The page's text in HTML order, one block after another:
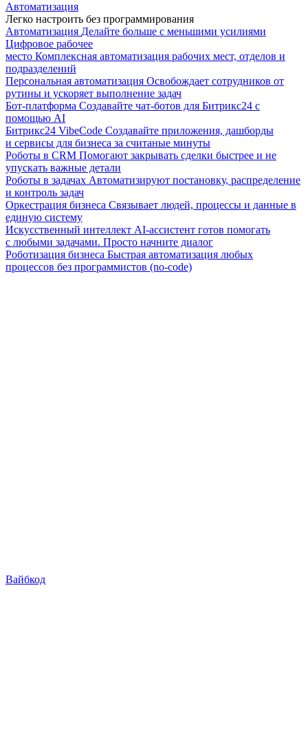
Автоматизация
Легко настроить без программирования
Автоматизация Делайте больше с меньшими усилиями
Цифровое рабочее
место Комплексная автоматизация рабочих мест, отделов и
подразделений
Персональная автоматизация Освобождает сотрудников от
рутины и ускоряет выполнение задач
Бот-платформа Создавайте чат-ботов для Битрикс24 с
помощью AI
Битрикс24 VibeCode Создавайте приложения, дашборды
и сервисы для бизнеса за считаные минуты
Роботы в CRM Помогают закрывать сделки быстрее и не
упускать важные детали
Роботы в задачах Автоматизируют постановку, распределение
и контроль задач
Оркестрация бизнеса Связывает людей, процессы и данные в
единую систему
Искусственный интеллект AI-ассистент готов помогать
с любыми задачами. Просто начните диалог
Роботизация бизнеса Быстрая автоматизация любых
процессов без программистов (no-code)
Вайбкод